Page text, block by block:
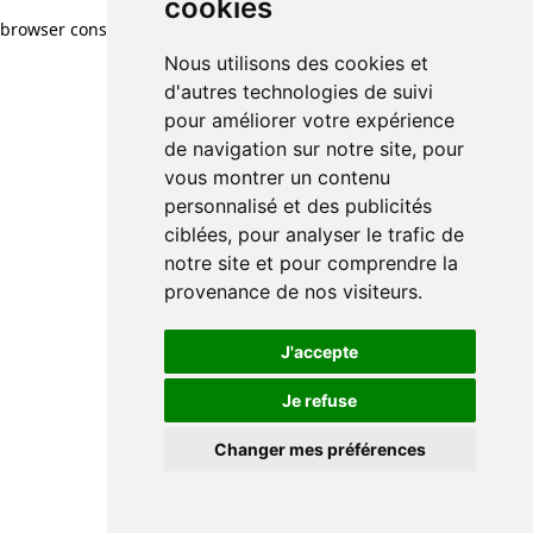
cookies
Nous utilisons des cookies et
d'autres technologies de suivi
pour améliorer votre expérience
de navigation sur notre site, pour
vous montrer un contenu
personnalisé et des publicités
ciblées, pour analyser le trafic de
notre site et pour comprendre la
provenance de nos visiteurs.
J'accepte
Je refuse
Changer mes préférences
browser console for more information)